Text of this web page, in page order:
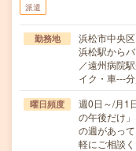
派遣
勤務地
浜松市中央区
浜松駅から
／遠州病院
イク・車---
曜日頻度
週0日～/月1
の午後だけ
の週があっ
軽にご相談く